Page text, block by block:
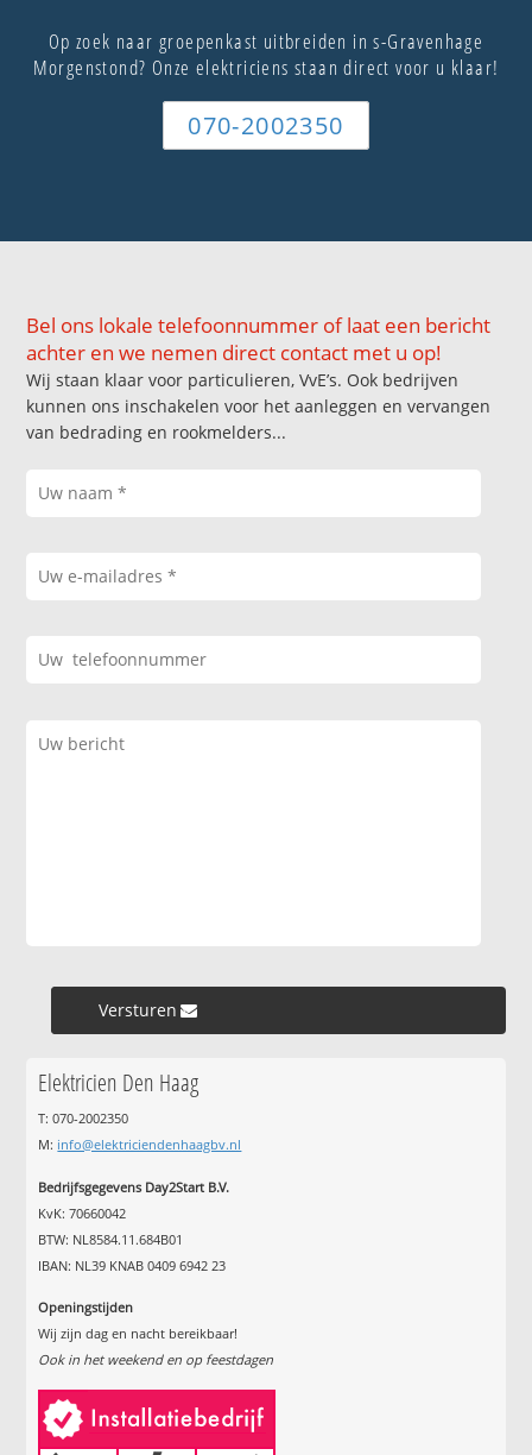
Op zoek naar groepenkast uitbreiden in s-Gravenhage
Morgenstond? Onze elektriciens staan direct voor u klaar!
070-2002350
Bel ons lokale telefoonnummer of laat een bericht
achter en we nemen direct contact met u op!
Wij staan klaar voor particulieren, VvE’s. Ook bedrijven
kunnen ons inschakelen voor het aanleggen en vervangen
van bedrading en rookmelders...
Versturen »
Elektricien Den Haag
T: 070-2002350
M: info@elektriciendenhaagbv.nl
Bedrijfsgegevens Day2Start B.V.
KvK: 70660042
BTW: NL8584.11.684B01
IBAN: NL39 KNAB 0409 6942 23
Openingstijden
Wij zijn dag en nacht bereikbaar!
Ook in het weekend en op feestdagen